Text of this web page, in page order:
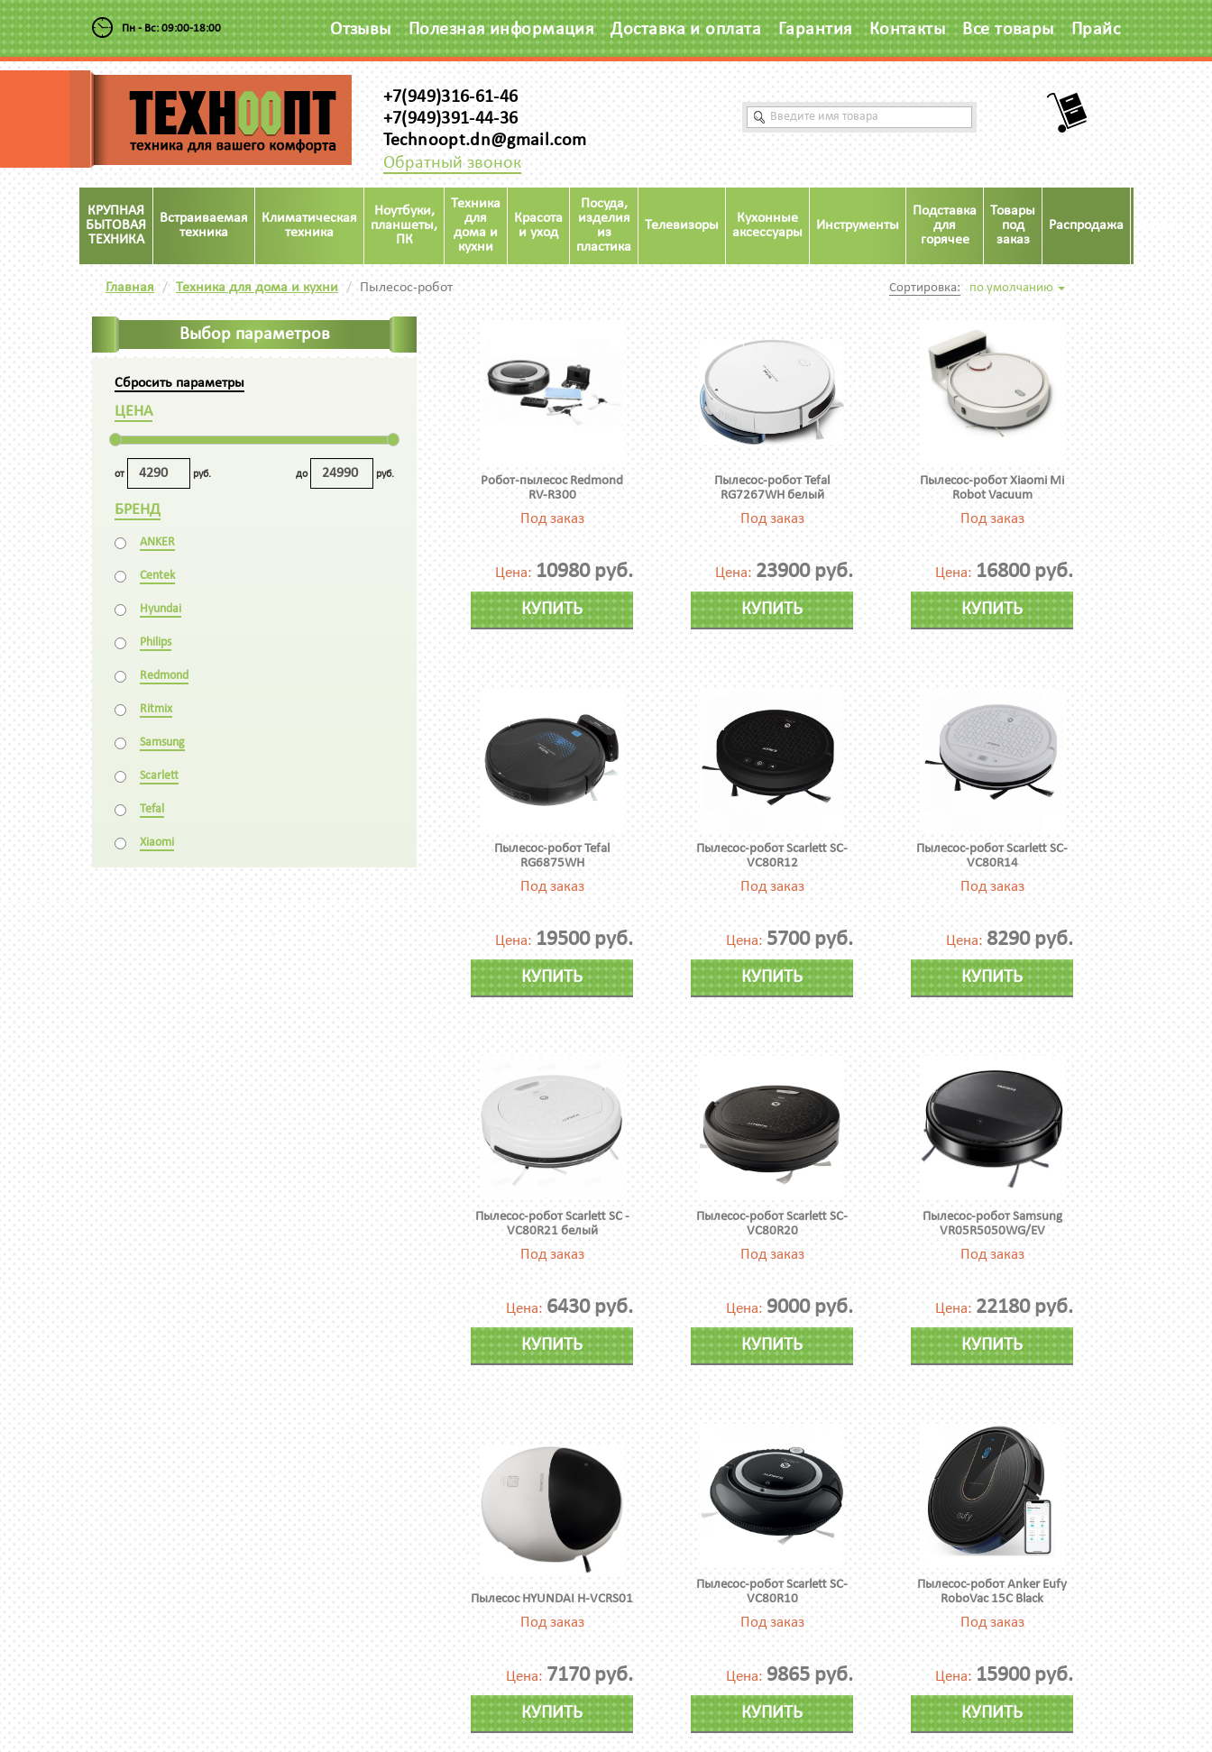
Пн - Вс: 09:00-18:00 Отзывы Полезная информация Доставка и оплата Гарантия Контакты Все товары Прайс
+7(949)316-61-46
+7(949)391-44-36
Technoopt.dn@gmail.com
Обратный звонок
КРУПНАЯ
БЫТОВАЯ
ТЕХНИКА
Встраиваемая
техника
Климатическая
техника
Ноутбуки,
планшеты,
ПК
Техника
для
дома и
кухни
Красота
и уход
Посуда,
изделия
из
пластика
Телевизоры
Кухонные
аксессуары
Инструменты
Подставка
для
горячее
Товары
под
заказ
Распродажа
Главная Техника для дома и кухни Пылесос-робот Сортировка: по умолчанию
Выбор параметров
Сбросить параметры
ЦЕНА
от руб. до руб.
БРЕНД
ANKER
Centek
Hyundai
Philips
Redmond
Ritmix
Samsung
Scarlett
Tefal
Xiaomi
Робот-пылесос Redmond
RV-R300
Под заказ
Цена: 10980 руб.
КУПИТЬ
Пылесос-робот Tefal
RG7267WH белый
Под заказ
Цена: 23900 руб.
КУПИТЬ
Пылесос-робот Xiaomi Mi
Robot Vacuum
Под заказ
Цена: 16800 руб.
КУПИТЬ
Пылесос-робот Tefal
RG6875WH
Под заказ
Цена: 19500 руб.
КУПИТЬ
Пылесос-робот Scarlett SC-
VC80R12
Под заказ
Цена: 5700 руб.
КУПИТЬ
Пылесос-робот Scarlett SC-
VC80R14
Под заказ
Цена: 8290 руб.
КУПИТЬ
Пылесос-робот Scarlett SC -
VC80R21 белый
Под заказ
Цена: 6430 руб.
КУПИТЬ
Пылесос-робот Scarlett SC-
VC80R20
Под заказ
Цена: 9000 руб.
КУПИТЬ
Пылесос-робот Samsung
VR05R5050WG/EV
Под заказ
Цена: 22180 руб.
КУПИТЬ
Пылесос HYUNDAI H-VCRS01
Под заказ
Цена: 7170 руб.
КУПИТЬ
Пылесос-робот Scarlett SC-
VC80R10
Под заказ
Цена: 9865 руб.
КУПИТЬ
Пылесос-робот Anker Eufy
RoboVac 15C Black
Под заказ
Цена: 15900 руб.
КУПИТЬ